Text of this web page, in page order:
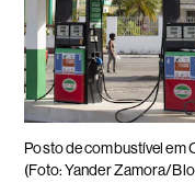
Posto de combustível em
(Foto: Yander Zamora/